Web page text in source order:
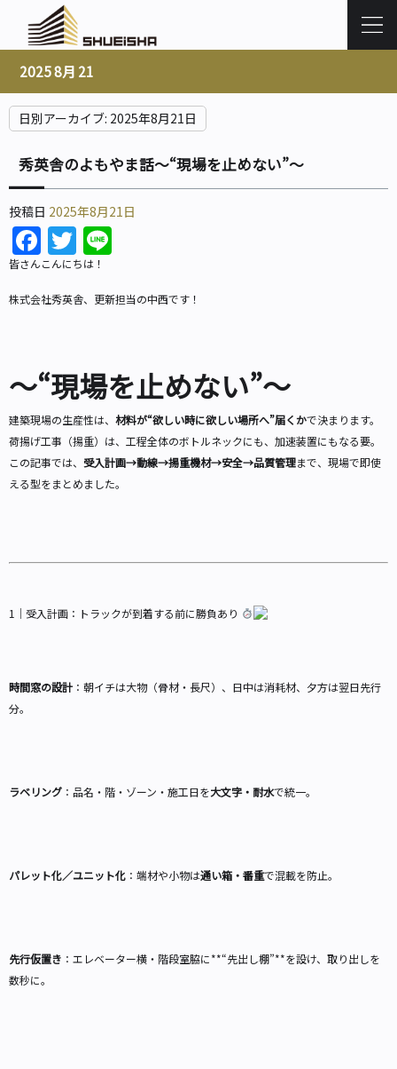
2025 8月 21
日別アーカイブ: 2025年8月21日
秀英舎のよもやま話～“現場を止めない”～
投稿日 2025年8月21日
Facebook
Twitter
皆さんこんにちは！
株式会社秀英舎、更新担当の中西です！
～“現場を止めない”～
建築現場の生産性は、 材料が“欲しい時に欲しい場所へ”届くかで決まります。
荷揚げ工事（揚重）は、工程全体のボトルネックにも、加速装置にもなる要。
この記事では、 受入計画→動線→揚重機材→安全→品質管理まで、現場で即使
える型をまとめました。
1｜受入計画：トラックが到着する前に勝負あり
時間窓の設計 ：朝イチは大物（骨材・長尺）、日中は消耗材、夕方は翌日先行
分。
ラベリング ：品名・階・ゾーン・施工日を大文字・耐水で統一。
パレット化／ユニット化 ：端材や小物は通い箱・番重で混載を防止。
先行仮置き ：エレベーター横・階段室脇に**“先出し棚”**を設け、取り出しを
数秒に。